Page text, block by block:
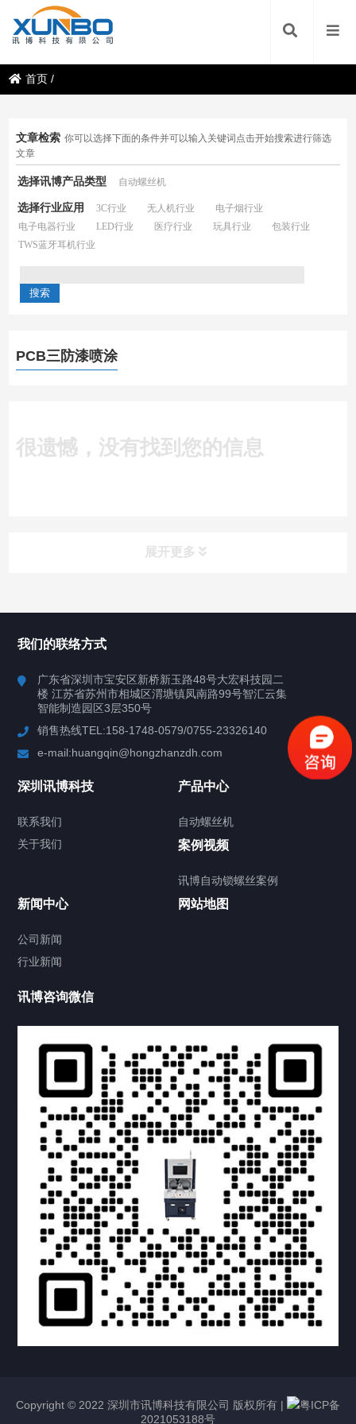
首页 /
文章检索 你可以选择下面的条件并可以输入关键词点击开始搜索进行筛选
文章
选择讯博产品类型 自动螺丝机
选择行业应用 3C行业 无人机行业
电子烟行业
电子电器行业
LED行业 医疗行业 玩具行业
包装行业
TWS蓝牙耳机行业
PCB三防漆喷涂
很遗憾，没有找到您的信息
展开更多
行业案例
联系我们
关于我们
提交您的需求，获取产品资料与报价
我们的联络方式
广东省深圳市宝安区新桥新玉路48号大宏科技园二
楼 江苏省苏州市相城区渭塘镇凤南路99号智汇云集
智能制造园区3层350号
销售热线TEL:158-1748-0579/0755-23326140
e-mail:huangqin@hongzhanzdh.com
深圳讯博科技
联系我们
关于我们
产品中心
自动螺丝机
案例视频
讯博自动锁螺丝案例
新闻中心
公司新闻
行业新闻
网站地图
讯博咨询微信
Copyright © 2022 深圳市讯博科技有限公司 版权所有 |
粤ICP备
2021053188号